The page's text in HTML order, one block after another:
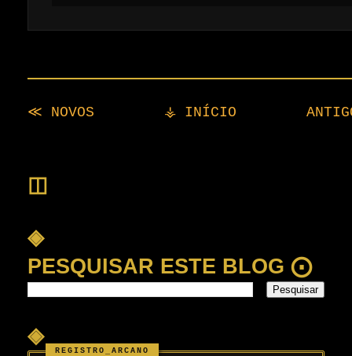
≪ NOVOS ⚶ INÍCIO
◫
◈
PESQUISAR ESTE BLOG ⨀
◈